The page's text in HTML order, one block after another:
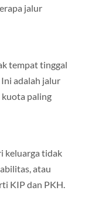
jalur
tempat tinggal
adalah jalur
kuota paling
keluarga tidak
atau
KIP dan PKH.